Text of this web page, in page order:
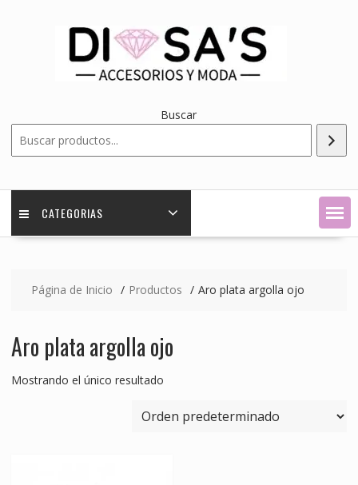
Buscar
CATEGORIAS
Página de Inicio Productos Aro plata argolla ojo
Aro plata argolla ojo
Mostrando el único resultado